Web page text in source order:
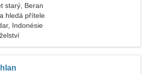
starý, Beran
hledá přítele
Indonésie